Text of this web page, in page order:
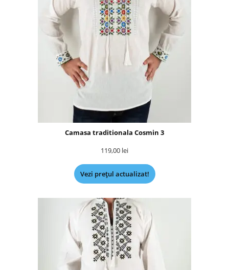
Camasa traditionala Cosmin 3
119,00 lei
Vezi prețul actualizat!